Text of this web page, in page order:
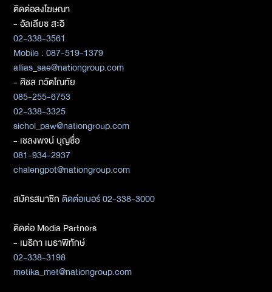
ติดต่อลงโฆษณา
- อัลเลียซ สะอิ
02-338-3561
Mobile : 087-519-1379
allias_sae@nationgroup.com
- ศิชล ภวัตโณทัย
085-255-6753
02-338-3325
sichol_paw@nationgroup.com
- เชลงพจน์ บุญซื่อ
081-934-2937
chalengpot@nationgroup.com
สมัครสมาชิกติดต่อเบอร์ 02-338-3000
ติดต่อ Media Partners
- เมธิกา เมธาพิทักษ์
02-338-3198
metika_met@nationgroup.com